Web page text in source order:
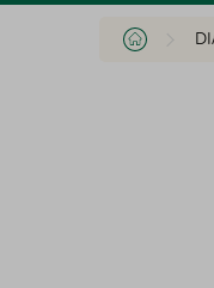
Startseite